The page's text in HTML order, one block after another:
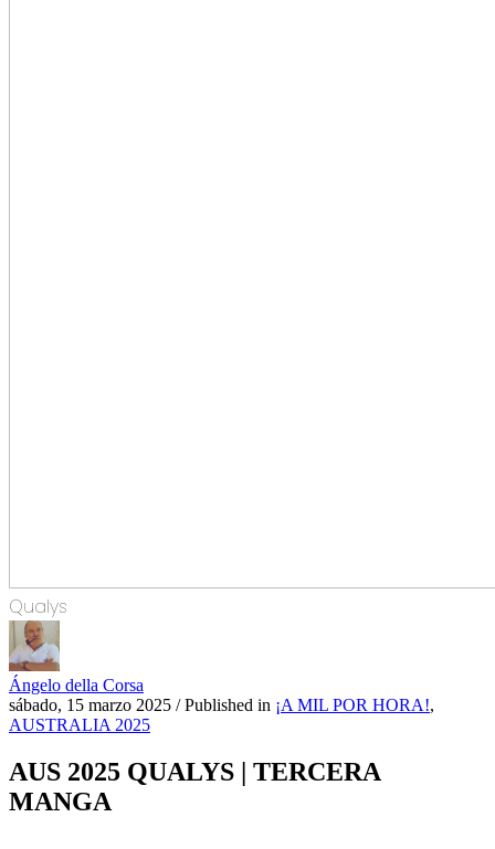
Qualys
Ángelo della Corsa
sábado, 15 marzo 2025 /Published in ¡A MIL POR HORA!,
AUSTRALIA 2025
AUS 2025 QUALYS | TERCERA
MANGA